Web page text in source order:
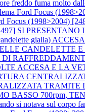
freddo fuma molto
Ford Focus
Focus (1998>2004)
SI
gialla)
CANDELETTE
DI
ACCESA E LA
BASSO 700rpm,
si notava sul corpo